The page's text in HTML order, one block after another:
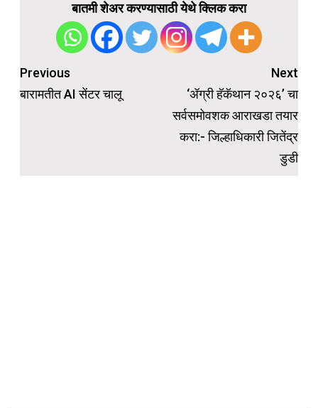
बातमी शेअर करण्यासाठी येथे क्लिक करा
Post
navigation
Previous
बारामतीत AI सेंटर चालू
Next
‘ॲग्री हॅकॅथान २०२६’ चा
सर्वसमोवशक आराखडा तयार
करा:- जिल्हाधिकारी जितेंद्र
डुडी